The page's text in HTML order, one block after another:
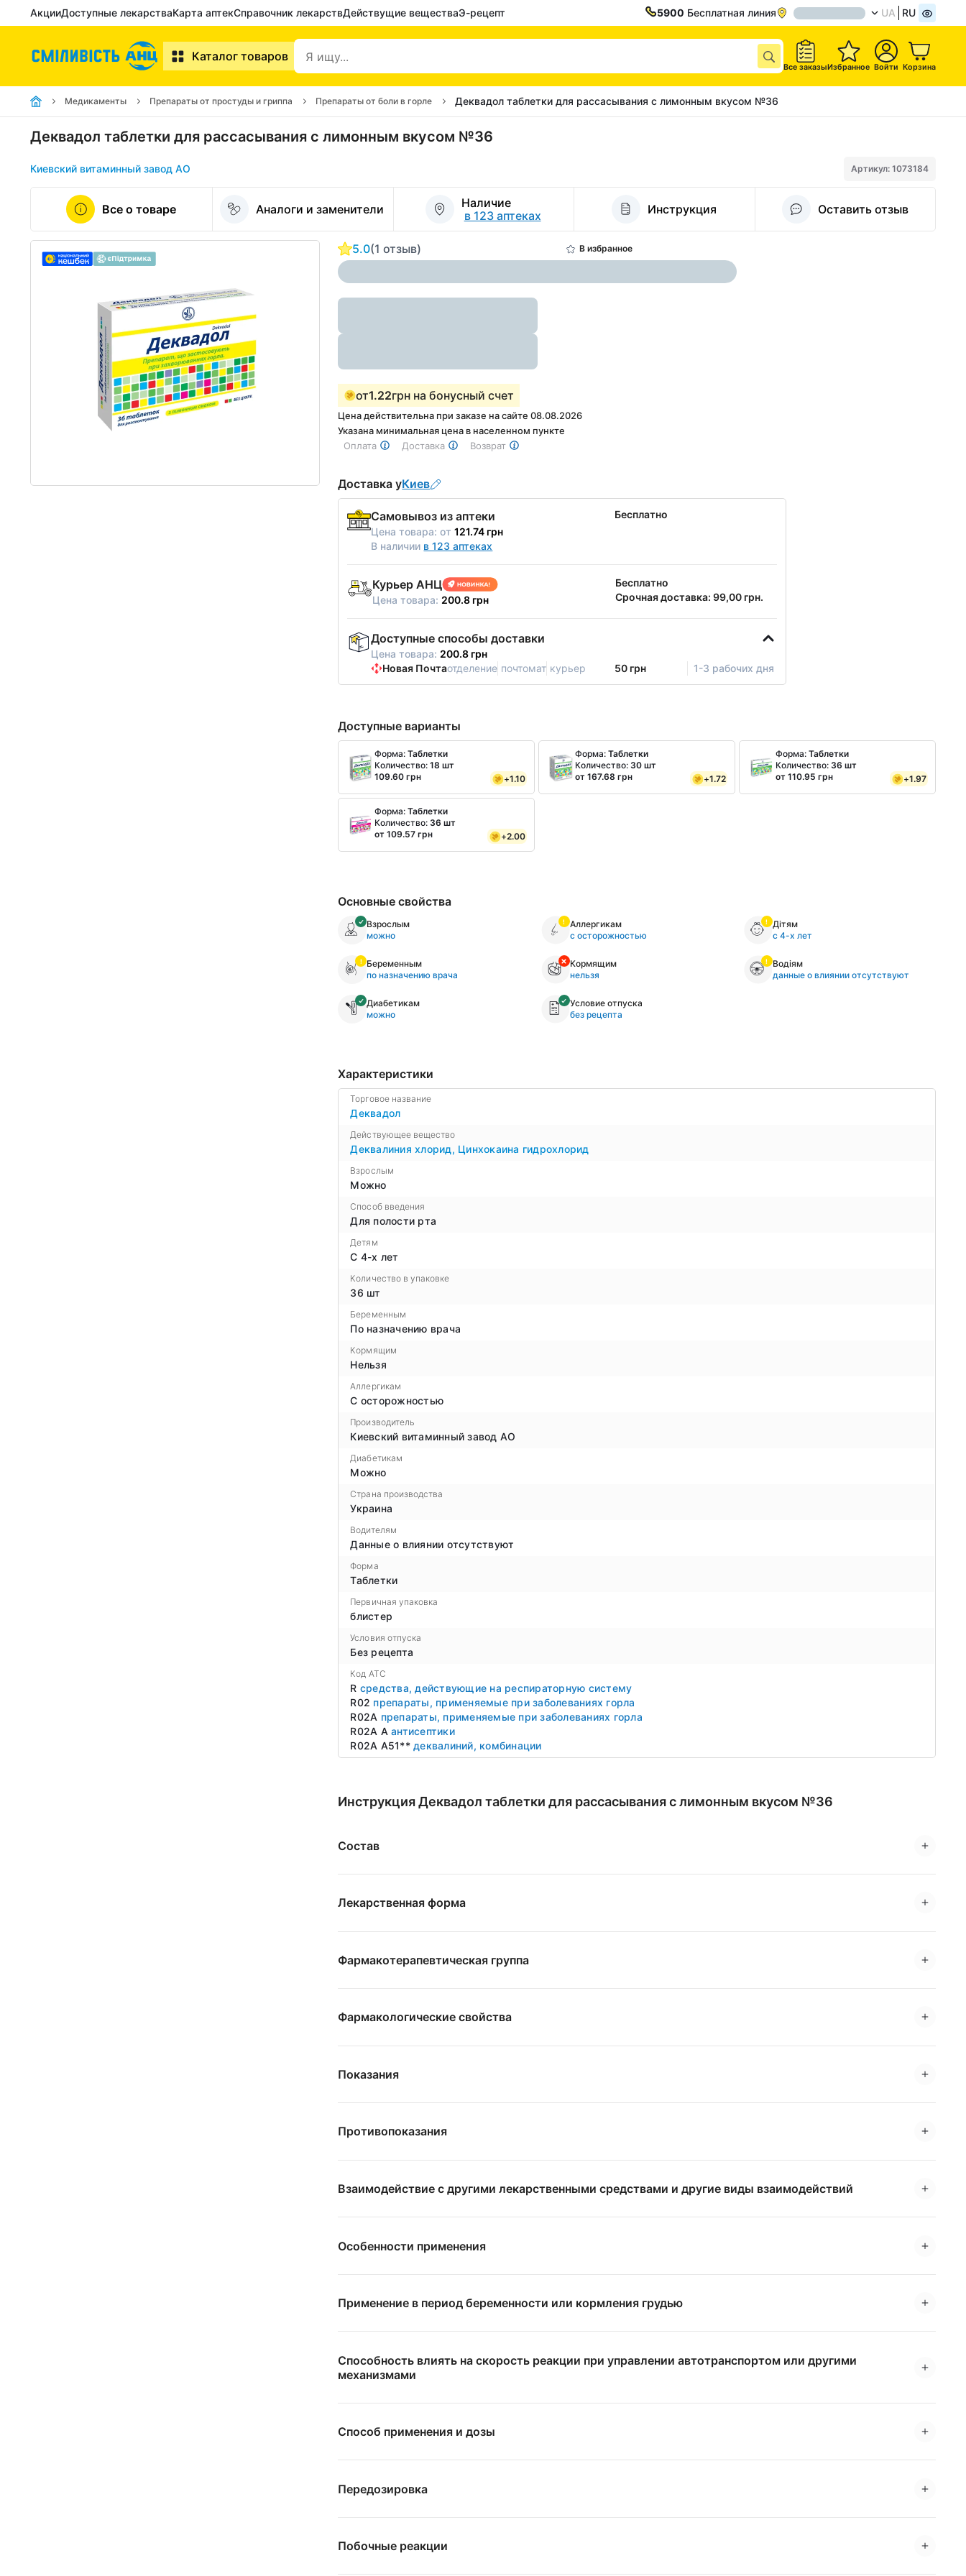
АкцииДоступные лекарстваКарта аптекСправочник лекарствДействущие веществаЭ-рецепт 5900 Бесплатная линия UA RU
Каталог товаров
Все заказыИзбранное Войти Корзина
Медикаменты Препараты от простуды и гриппа Препараты от боли в горле Деквадол таблетки для рассасывания с лимонным вкусом №36
Деквадол таблетки для рассасывания с лимонным вкусом №36
Киевский витаминный завод АО Артикул: 1073184
Все о товаре Аналоги и заменители
Наличие
в 123 аптеках
Инструкция Оставить отзыв
5.0(1 отзыв) В избранное
от1.22грн на бонусный счет
Цена действительна при заказе на сайте 08.08.2026
Указана минимальная цена в населенном пункте
Оплата
Доставка Возврат
Доставка уКиев
Самовывоз из аптеки
Цена товара:от 121.74 грн
В наличии в 123 аптеках
Бесплатно
Курьер АНЦ
Цена товара: 200.8 грн
Бесплатно
Срочная доставка: 99,00 грн.
Доступные способы доставки
Цена товара: 200.8 грн
Новая Почтаотделение почтомат курьер 50 грн 1-3 рабочих дня
Доступные варианты
Форма:Таблетки
Количество:18 шт
109.60 грн
+1.10
Форма:Таблетки
Количество: 30 шт
от 167.68 грн
+1.72
Форма:Таблетки
Количество: 36 шт
от 110.95 грн
+1.97
Форма:Таблетки
Количество: 36 шт
от 109.57 грн
+2.00
Основные свойства
Взрослым
можно
Аллергикам
с осторожностью
Дітям
с 4-х лет
Беременным
по назначению врача
Кормящим
нельзя
Водіям
данные о влиянии отсутствуют
Диабетикам
можно
Условие отпуска
без рецепта
Характеристики
Торговое название
Деквадол
Действующее вещество
Деквалиния хлорид, Цинхокаина гидрохлорид
Взрослым
Можно
Способ введения
Для полости рта
Детям
С 4-х лет
Количество в упаковке
36 шт
Беременным
По назначению врача
Кормящим
Нельзя
Аллергикам
С осторожностью
Производитель
Киевский витаминный завод АО
Диабетикам
Можно
Страна производства
Украина
Водителям
Данные о влиянии отсутствуют
Форма
Таблетки
Первичная упаковка
блистер
Условия отпуска
Без рецепта
Код ATC
R средства, действующие на респираторную систему
R02 препараты, применяемые при заболеваниях горла
R02A препараты, применяемые при заболеваниях горла
R02A Aантисептики
R02A A51**деквалиний, комбинации
Инструкция Деквадол таблетки для рассасывания с лимонным вкусом №36
Состав
Лекарственная форма
Фармакотерапевтическая группа
Фармакологические свойства
Показания
Противопоказания
Взаимодействие с другими лекарственными средствами и другие виды взаимодействий
Особенности применения
Применение в период беременности или кормления грудью
Способность влиять на скорость реакции при управлении автотранспортом или другими
механизмами
Способ применения и дозы
Передозировка
Побочные реакции